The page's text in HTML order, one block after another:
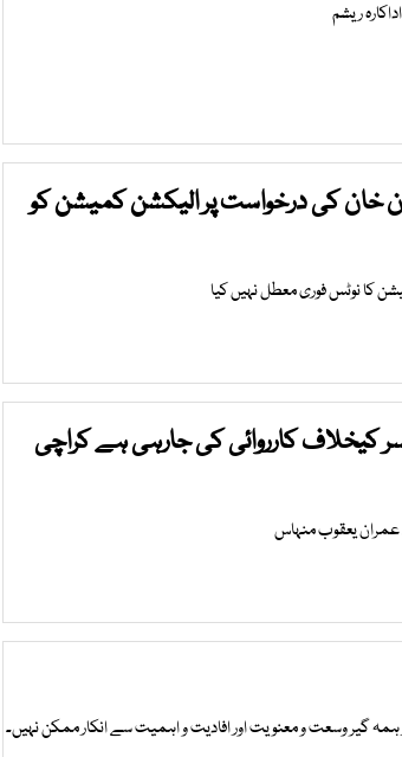
ریشم
خان کی درخواست پر الیکشن کمیشن کو
کا نوٹس فوری معطل نہیں کیا
کیخلاف کارروائی کی جارہی ہے کراچی
، عمران یعقوب منہاس
ہمہ گیر وسعت و معنویت اور افادیت و اہمیت سے انکار ممکن نہیں۔